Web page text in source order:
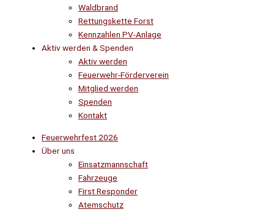
Waldbrand
Rettungskette Forst
Kennzahlen PV-Anlage
Aktiv werden & Spenden
Aktiv werden
Feuerwehr-Förderverein
Mitglied werden
Spenden
Kontakt
Feuerwehrfest 2026
Über uns
Einsatzmannschaft
Fahrzeuge
First Responder
Atemschutz